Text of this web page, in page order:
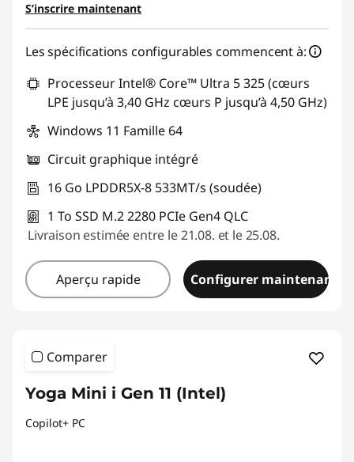
Code de réduction :
S’inscrire maintenant
Les spécifications configurables commencent à:
Processeur Intel® Core™ Ultra 5 325 (cœurs
LPE jusqu’à 3,40 GHz cœurs P jusqu’à 4,50 GHz)
Windows 11 Famille 64
Circuit graphique intégré
16 Go LPDDR5X-8 533MT/s (soudée)
1 To SSD M.2 2280 PCIe Gen4 QLC
Livraison estimée entre le 21.08. et le 25.08.
Aperçu rapide Configurer maintenant
Comparer
Yoga Mini i Gen 11 (Intel)
Copilot+ PC